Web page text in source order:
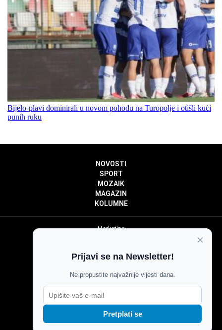
Bijelo-plavi dominirali u novom pohodu na Turopolje i otišli kući
punih ruku
NOVOSTI
SPORT
MOZAIK
MAGAZIN
KOLUMNE
Marketing
Impressum
Pravila komentiranja
Agroglas
×
Prijavi se na Newsletter!
Ne propustite najvažnije vijesti dana.
Pretplati se